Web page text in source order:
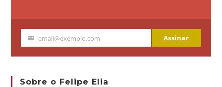
Seu
email@exemplo.com Assinar
Sobre o Felipe Elia